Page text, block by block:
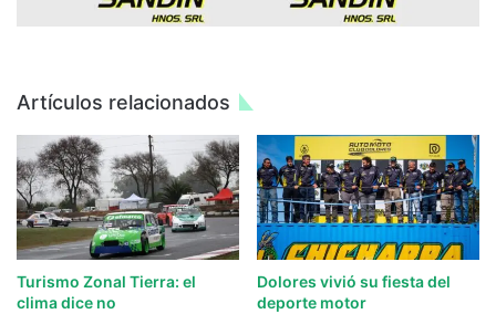
Artículos relacionados
Turismo Zonal Tierra: el
clima dice no
Dolores vivió su fiesta del
deporte motor